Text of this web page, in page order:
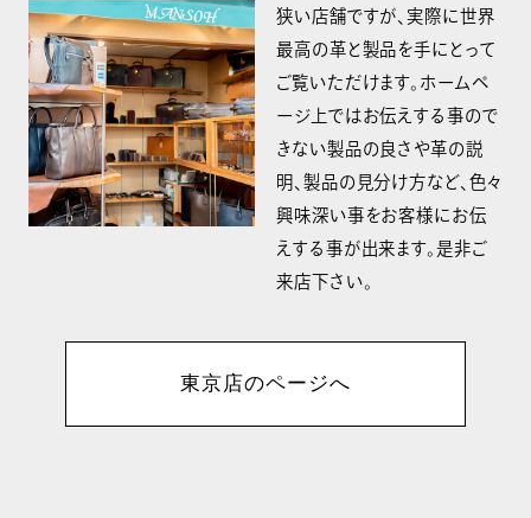
狭い店舗ですが、実際に世界
最高の革と製品を手にとって
ご覧いただけます。ホームペ
ージ上ではお伝えする事ので
きない製品の良さや革の説
明、製品の見分け方など、色々
興味深い事をお客様にお伝
えする事が出来ます。是非ご
来店下さい。
東京店のページへ